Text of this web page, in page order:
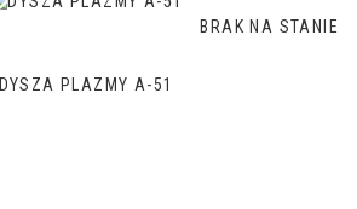
BRAK NA STANIE
DYSZA PLAZMY A-51